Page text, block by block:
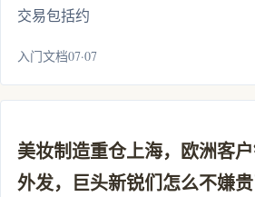
交易包括约
入门文档07·07
美妆制造重仓上海，欧洲客
外发，巨头新锐们怎么不嫌